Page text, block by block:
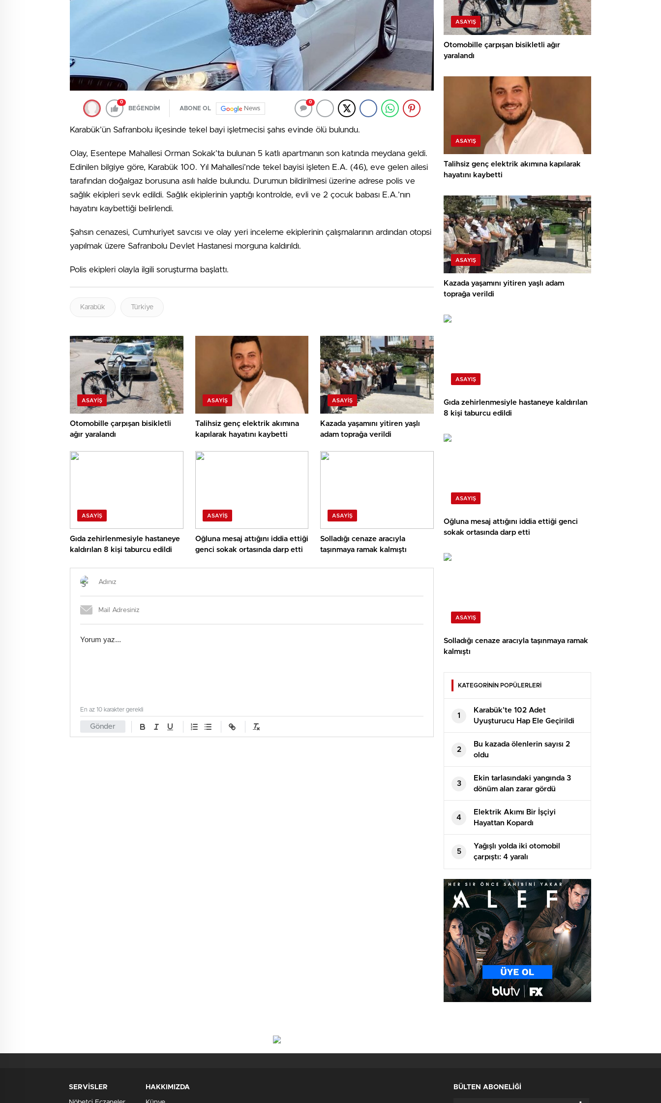
0
BEĞENDİM ABONE OL News
0
Karabük’ün Safranbolu ilçesinde tekel bayi işletmecisi şahıs evinde ölü bulundu.
Olay, Esentepe Mahallesi Orman Sokak’ta bulunan 5 katlı apartmanın son katında meydana geldi.
Edinilen bilgiye göre, Karabük 100. Yıl Mahallesi’nde tekel bayisi işleten E.A. (46), eve gelen ailesi
tarafından doğalgaz borusuna asılı halde bulundu. Durumun bildirilmesi üzerine adrese polis ve
sağlık ekipleri sevk edildi. Sağlık ekiplerinin yaptığı kontrolde, evli ve 2 çocuk babası E.A.’nın
hayatını kaybettiği belirlendi.
Şahsın cenazesi, Cumhuriyet savcısı ve olay yeri inceleme ekiplerinin çalışmalarının ardından otopsi
yapılmak üzere Safranbolu Devlet Hastanesi morguna kaldırıldı.
Polis ekipleri olayla ilgili soruşturma başlattı.
Karabük Türkiye
ASAYIŞ
Otomobille çarpışan bisikletli
ağır yaralandı
ASAYIŞ
Talihsiz genç elektrik akımına
kapılarak hayatını kaybetti
ASAYIŞ
Kazada yaşamını yitiren yaşlı
adam toprağa verildi
ASAYIŞ
Gıda zehirlenmesiyle hastaneye
kaldırılan 8 kişi taburcu edildi
ASAYIŞ
Oğluna mesaj attığını iddia ettiği
genci sokak ortasında darp etti
ASAYIŞ
Solladığı cenaze aracıyla
taşınmaya ramak kalmıştı
Gönder
En az 10 karakter gerekli
ASAYIŞ
Otomobille çarpışan bisikletli ağır
yaralandı
ASAYIŞ
Talihsiz genç elektrik akımına kapılarak
hayatını kaybetti
ASAYIŞ
Kazada yaşamını yitiren yaşlı adam
toprağa verildi
ASAYIŞ
Gıda zehirlenmesiyle hastaneye kaldırılan
8 kişi taburcu edildi
ASAYIŞ
Oğluna mesaj attığını iddia ettiği genci
sokak ortasında darp etti
ASAYIŞ
Solladığı cenaze aracıyla taşınmaya ramak
kalmıştı
KATEGORİNİN POPÜLERLERİ
1
Karabük’te 102 Adet
Uyuşturucu Hap Ele Geçirildi
2
Bu kazada ölenlerin sayısı 2
oldu
3
Ekin tarlasındaki yangında 3
dönüm alan zarar gördü
4
Elektrik Akımı Bir İşçiyi
Hayattan Kopardı
5
Yağışlı yolda iki otomobil
çarpıştı: 4 yaralı
SERVİSLER HAKKIMIZDA BÜLTEN ABONELİĞİ